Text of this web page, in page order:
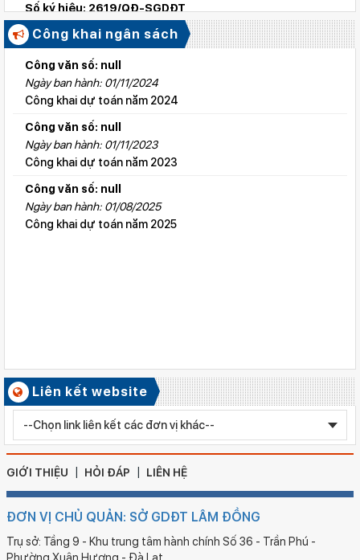
Số ký hiệu: 2619/QĐ-SGDĐT
Ngày ban hành: 06/08/2026
Quyết định công nhận kiểm định chất lượng giáo dục Trường
Tiểu học Lý Tự Trọng , xã Cư Jút.
Số ký hiệu: 2615/QĐ-SGDĐT
Ngày ban hành: 06/08/2026
Quyết định công nhận kiểm định chất lượng giáo dục Trường
Tiểu học Nguyễn Bỉnh Khiêm, xã Đức linh.
Số ký hiệu: 2647/QĐ-SGDĐT
Ngày ban hành: 06/08/2026
QĐ cho phép thành lập TTNN-TH Anh Việt
Số ký hiệu: 2617/QĐ-SGDĐT
Số ký hiệu: 2577/QĐ-SGDĐT
Ngày ban hành: 05/08/2026
Chỉnh sửa bằng TN THPT LÊ HUỲNH NHƯ HẬU
Công khai ngân sách
Công văn số: null
Ngày ban hành: 01/11/2024
Công khai dự toán năm 2024
Công văn số: null
Ngày ban hành: 01/11/2023
Công khai dự toán năm 2023
Công văn số: null
Ngày ban hành: 01/08/2025
Công khai dự toán năm 2025
Liên kết website
GIỚI THIỆU HỎI ĐÁP LIÊN HỆ
ĐƠN VỊ CHỦ QUẢN: SỞ GDĐT LÂM ĐỒNG
Trụ sở: Tầng 9 - Khu trung tâm hành chính Số 36 - Trần Phú -